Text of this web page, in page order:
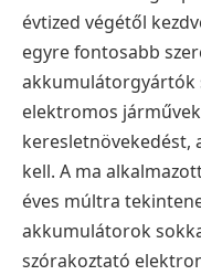
évtized végétől
egyre fontosabb
akkumulátorgyártók
elektromos
keresletnövekedést,
kell. A ma
éves múltra
akkumulátorok
szórakoztató